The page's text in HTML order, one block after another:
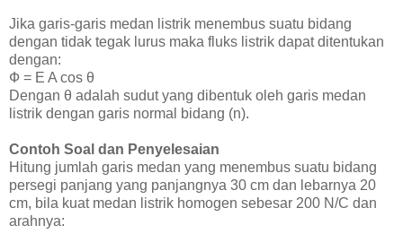
Jika garis-garis medan listrik menembus suatu bidang
dengan tidak tegak lurus maka fluks listrik dapat ditentukan
dengan:
Ф = E A cos θ
Dengan θ adalah sudut yang dibentuk oleh garis medan
listrik dengan garis normal bidang (n).
Contoh Soal dan Penyelesaian
Hitung jumlah garis medan yang menembus suatu bidang
persegi panjang yang panjangnya 30 cm dan lebarnya 20
cm, bila kuat medan listrik homogen sebesar 200 N/C dan
arahnya: